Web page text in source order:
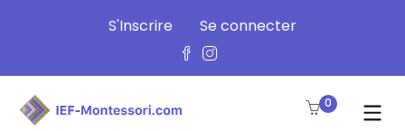
S'Inscrire Se connecter
0